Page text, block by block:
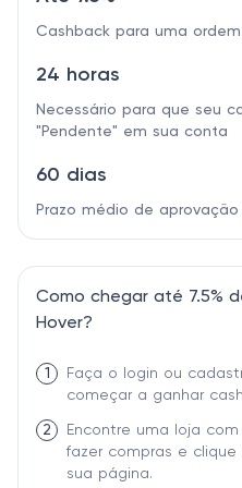
Cashback para uma
24 horas
Necessário para que seu
"Pendente" em sua conta
60 dias
Prazo médio de
Como chegar até 7.5%
Hover?
1
Faça o login ou
começar a ganhar
2
Encontre uma loja
fazer compras e
sua página.